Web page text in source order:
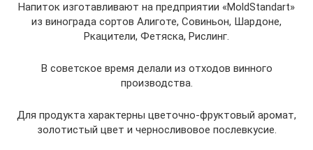
Напиток изготавливают на предприятии «MoldStandart»
из винограда сортов Алиготе, Совиньон, Шардоне,
Ркацители, Фетяска, Рислинг.
В советское время делали из отходов винного
производства.
Для продукта характерны цветочно-фруктовый аромат,
золотистый цвет и черносливовое послевкусие.